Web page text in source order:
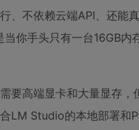
、不依赖云端API、还能
你手头只有一台16GB
要高端显卡和大量显存
LM Studio的本地部署和